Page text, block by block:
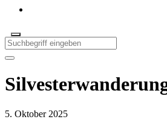
5. Oktober 2025